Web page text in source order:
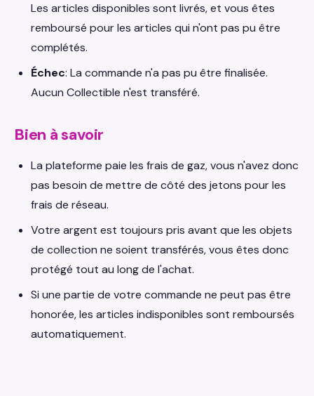
Les articles disponibles sont livrés, et vous êtes
remboursé pour les articles qui n'ont pas pu être
complétés.
Échec: La commande n'a pas pu être finalisée.
Aucun Collectible n'est transféré.
Bien à savoir
La plateforme paie les frais de gaz, vous n'avez donc
pas besoin de mettre de côté des jetons pour les
frais de réseau.
Votre argent est toujours pris avant que les objets
de collection ne soient transférés, vous êtes donc
protégé tout au long de l'achat.
Si une partie de votre commande ne peut pas être
honorée, les articles indisponibles sont remboursés
automatiquement.